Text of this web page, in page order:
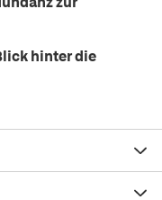
hinter die